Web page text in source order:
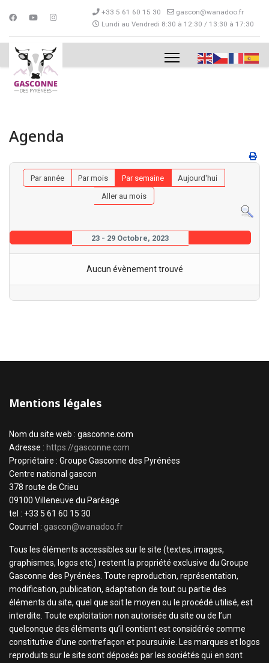
+33 5 61 60 15 30
gascon@wanadoo.fr
Lundi au Vendredi 8:30 à 12:30 / 13:30 à 17:30
Agenda
Par année Par mois Par semaine
Aujourd'hui
Aller au mois
23 - 29 Octobre, 2023
Aucun évènement trouvé
Mentions légales
Nom du site web : gasconne.com
Adresse : https://gasconne.com
Propriétaire : Groupe Gasconne des Pyrénées
Centre national gascon
378 route de Crieu
09100 Villeneuve du Paréage
tel : +33 5 61 60 15 30
Courriel : gascon@wanadoo.fr
Tous les éléments accessibles sur le site (textes, images,
graphismes, logos etc.) restent la propriété exclusive du Groupe
Gasconne des Pyrénées. Toute reproduction, représentation,
modification, publication, adaptation de tout ou partie des
éléments du site, quel que soit le moyen ou le procédé utilisé, est
interdite. Toute exploitation non autorisée du site ou de l’un
quelconque des éléments qu’il contient est considérée comme
constitutive d’une contrefaçon et poursuivie. Les marques et logos
reproduits sur le site sont déposés par les sociétés qui en sont